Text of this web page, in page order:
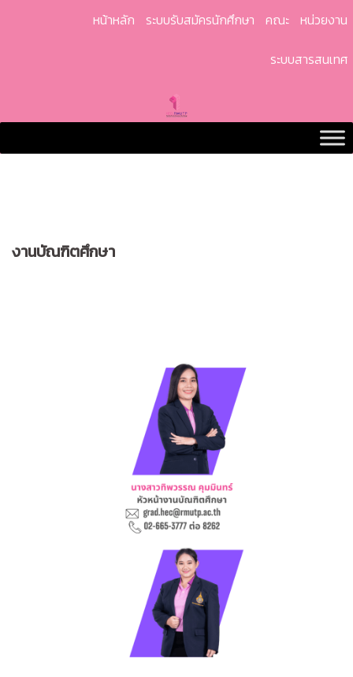
หน้าหลัก ระบบรับสมัครนักศึกษา คณะ หน่วยงาน
ระบบสารสนเทศ
งานบัณฑิตศึกษา